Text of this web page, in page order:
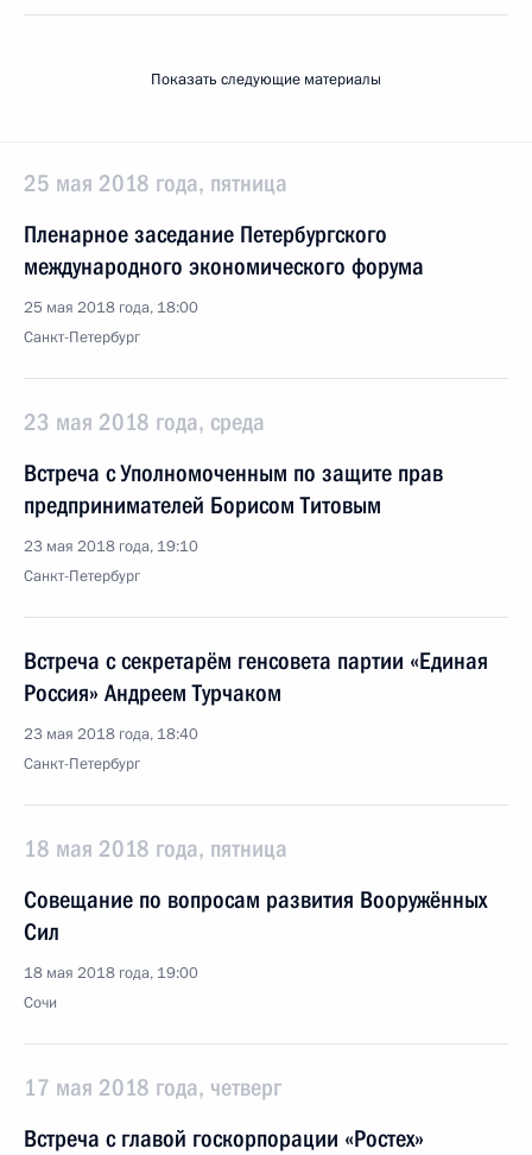
Показать следующие материалы
25 мая 2018 года, пятница
Пленарное заседание Петербургского
международного экономического форума
25 мая 2018 года, 18:00
Санкт-Петербург
23 мая 2018 года, среда
Встреча с Уполномоченным по защите прав
предпринимателей Борисом Титовым
23 мая 2018 года, 19:10
Санкт-Петербург
Встреча с секретарём генсовета партии «Единая
Россия» Андреем Турчаком
23 мая 2018 года, 18:40
Санкт-Петербург
18 мая 2018 года, пятница
Совещание по вопросам развития Вооружённых
Сил
18 мая 2018 года, 19:00
Сочи
17 мая 2018 года, четверг
Встреча с главой госкорпорации «Ростех»